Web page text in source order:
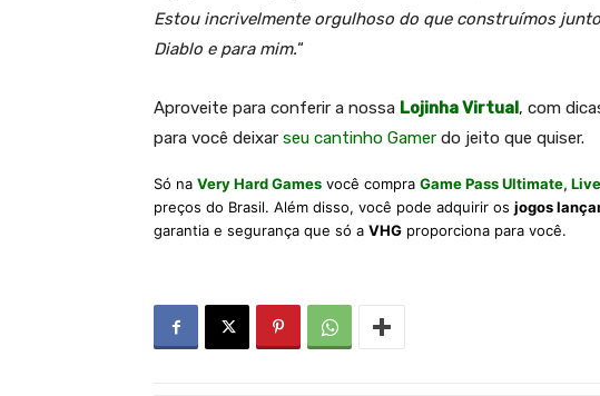
Estou incrivelmente orgulhoso do que construímos
Diablo e para mim.“
Aproveite para conferir a nossa Lojinha Virtual, com
para você deixar seu cantinho Gamer do jeito que quiser.
Só na Very Hard Games você compra Game Pass Ultimate,
preços do Brasil. Além disso, você pode adquirir os jogos
garantia e segurança que só a VHG proporciona para você.